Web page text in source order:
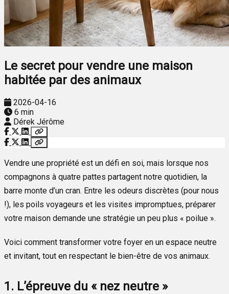
Le secret pour vendre une maison
habitée par des animaux
2026-04-16
6 min
Dérek Jérôme
Vendre une propriété est un défi en soi, mais lorsque nos
compagnons à quatre pattes partagent notre quotidien, la
barre monte d’un cran. Entre les odeurs discrètes (pour nous
!), les poils voyageurs et les visites impromptues, préparer
votre maison demande une stratégie un peu plus « poilue ».
Voici comment transformer votre foyer en un espace neutre
et invitant, tout en respectant le bien-être de vos animaux.
1. L’épreuve du « nez neutre »